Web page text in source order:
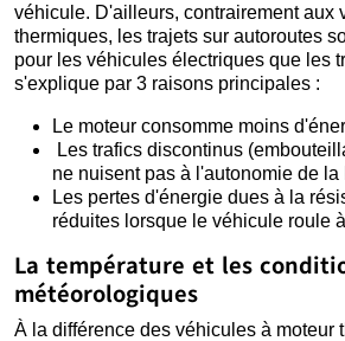
véhicule. D'ailleurs, contrairement aux
thermiques, les trajets sur autoroutes
pour les véhicules électriques que les
s'explique par 3 raisons principales :
Le moteur consomme moins
Les trafics discontinus
ne nuisent pas à l'autonomie de
Les pertes d'énergie dues à la
réduites lorsque le véhicule roule
La température et les
météorologiques
À la différence des véhicules à moteur